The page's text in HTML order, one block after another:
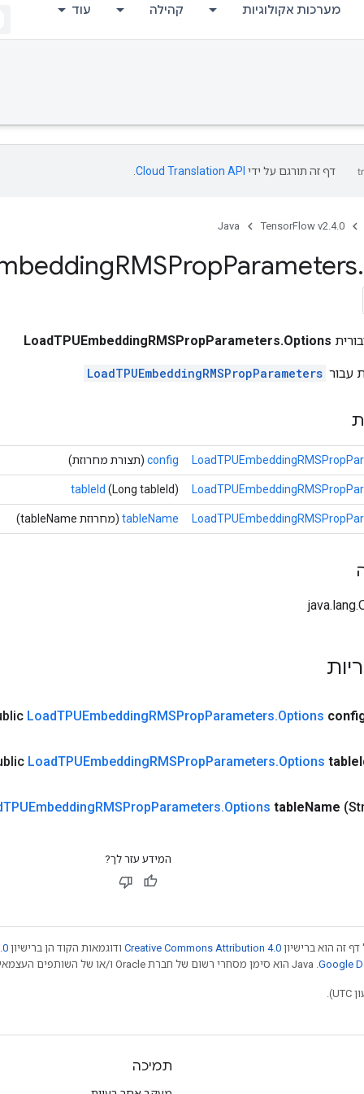
מערכות אקולוגיות קהילה עוד
דף זה תורגם על ידי Cloud Translation API
TensorFlow v2.4.0
Java
RMSPropParameters.
LoadTPUEmbeddingRMSPropParameters.Options
עבור LoadTPUEmbeddingRMSPropParameters
config (תצורת מחרוזת)
tableId (Long tableId)
tableName (מחרוזת tableName)
LoadTPUEmbeddingRMSPropParameters.Options
LoadTPUEmbeddingRMSPropParameters.Options table
TPUEmbeddingRMSPropParameters.Options tableName
המידע עזר לך?
זה הוא ברישיון Creative Commons Attribution 4.0 ודוגמאות הקוד הן ברישיון
תמיכה